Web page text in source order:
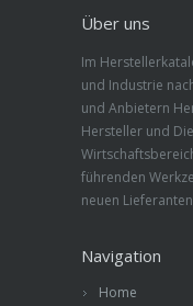
Über uns
Im
und Industrie
und Anbietern
Hersteller und
führenden
neuen
Navigation
Home